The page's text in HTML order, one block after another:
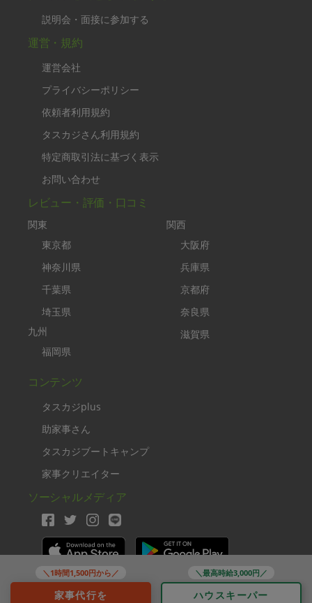
＼1時間1,500円から／
家事代行を
＼最高時給3,000円／
ハウスキーパー
説明会・面接に参加する
運営・規約
運営会社
プライバシーポリシー
依頼者利用規約
タスカジさん利用規約
特定商取引法に基づく表示
お問い合わせ
レビュー・評価・口コミ
関東
東京都
神奈川県
千葉県
埼玉県
九州
福岡県
関西
大阪府
兵庫県
京都府
奈良県
滋賀県
コンテンツ
タスカジplus
助家事さん
タスカジブートキャンプ
家事クリエイター
ソーシャルメディア